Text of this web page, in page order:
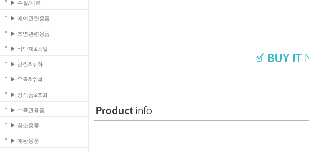
▶ 수질/치료
▶ 에어관련용품
▶ 조명관련용품
▶ 바닥재&소일
▶ 산란&부화
▶ 유목&수석
▶ 장식품&조화
▶ 수족관용품
▶ 청소용품
▶ 애완용품